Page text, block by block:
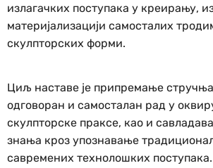
излагачких поступака у креирању,
материјализацији самосталих
скулпторских форми.
Циљ наставе је припремање
одговоран и самосталан рад у
скулпторске праксе, као и
знања кроз упознавање
савремених технолошких